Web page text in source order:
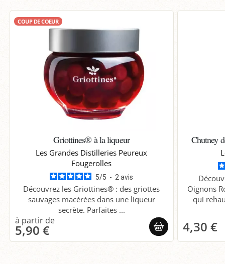
COUP DE COEUR
Griottines® à la liqueur
Les Grandes Distilleries Peureux
Fougerolles
5/5 - 2avis
Découvrez les Griottines® : des griottes
sauvages macérées dans une liqueur
secrète. Parfaites ...
5,90 €
Chutney
Oignons
qui
4,30 €